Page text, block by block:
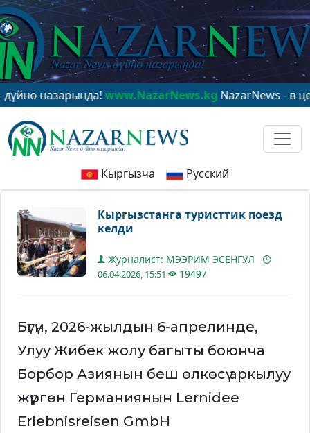
www.NazarNews.kgNazarNews - в центре
Кыргызча Русский
Кыргызстанга туристтик поезд
келди
Журналист: МЭЭРИМ ЭСЕНГУЛ
06.04.2026, 15:51 19497
Бүгүн, 2026-жылдын 6-апрелинде,
Улуу Жибек жолу багыты боюнча
Борбор Азиянын беш өлкөсү аркылуу
жүргөн Германиянын Lernidee
Erlebnisreisen GmbH